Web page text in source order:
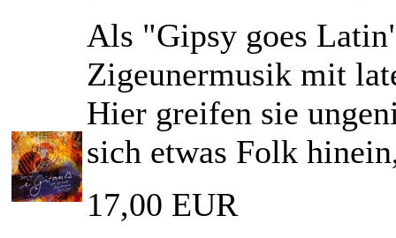
Als "Gipsy goes
Zigeunermusik mit
Hier greifen sie
sich etwas Folk
17,00 EUR